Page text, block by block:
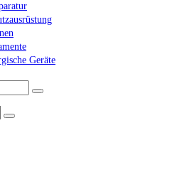
Geräte
Senden
Senden